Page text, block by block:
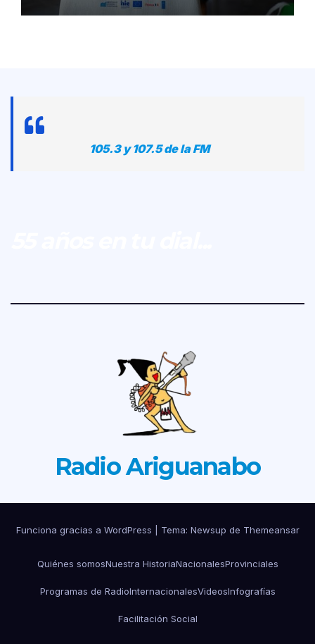
105.3 y 107.5 de la FM
Radio Ariguanabo
Funciona gracias a WordPress Tema: Newsup de Themeansar
Quiénes somosNuestra HistoriaNacionalesProvinciales
Programas de RadioInternacionalesVideosInfografías
Facilitación Social